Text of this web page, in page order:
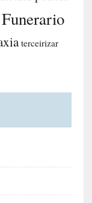
terceirizar